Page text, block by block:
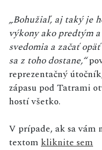
„Bohužiaľ, aj taký je
výkony ako predtým
svedomia a začať
sa z toho dostane,“
reprezentačný útočník
zápasu pod Tatrami
hostí všetko.
V prípade, ak sa vám
textom kliknite sem